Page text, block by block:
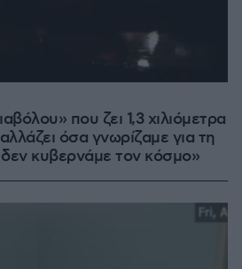
που ζει 1,3 χιλιόμετρα
όσα γνωρίζαμε για τη
κυβερνάμε τον κόσμο»